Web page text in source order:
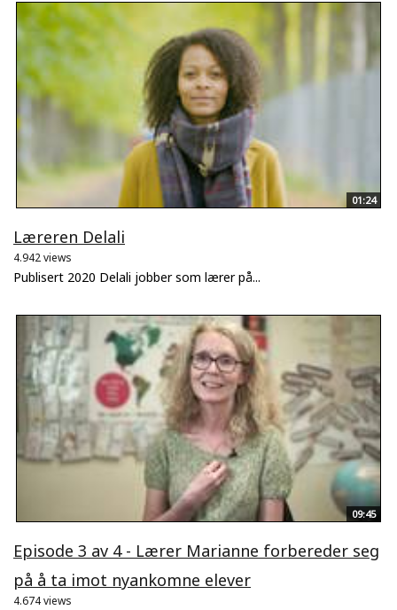
01:24
Læreren Delali
4.942 views
Publisert 2020 Delali jobber som lærer på...
09:45
Episode 3 av 4 - Lærer Marianne forbereder seg
på å ta imot nyankomne elever
4.674 views